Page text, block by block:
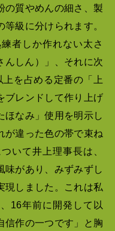
の質やめんの細さ、製
級に分けられます。
者しか作れない太さ
んしん）」、それに次
を占める定番の「上
ブレンドして作り上げ
ほなみ」使用を明示し
が違った色の帯で束ね
いて井上理事長は、
味があり、みずみずし
現しました。これは私
16年前に開発して以
信作の一つです」と胸